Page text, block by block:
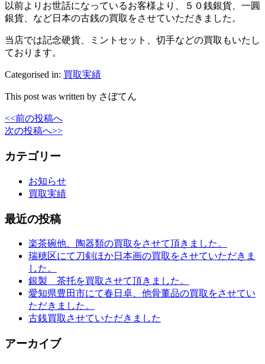
以前よりお世話になっているお客様より、５０銭銀貨、一圓
銀貨、など日本の古銭の買取をさせていただきました。
当店では記念硬貨、ミントセット、切手などの買取もいたし
ております。
Categorised in: 買取実績
This post was written by さぼてん
<<前の投稿へ
次の投稿へ>>
カテゴリー
お知らせ
買取実績
最近の投稿
楽茶碗他、陶器類の買取をさせて頂きました。
瑞穂区にて刀剣ほか日本画の買取をさせていただきま
した。
銀製 茶托を買取させて頂きました。
愛知県豊田市にて春日卓、他骨董品の買取をさせてい
ただきました。
古銭買取させていただきました
アーカイブ